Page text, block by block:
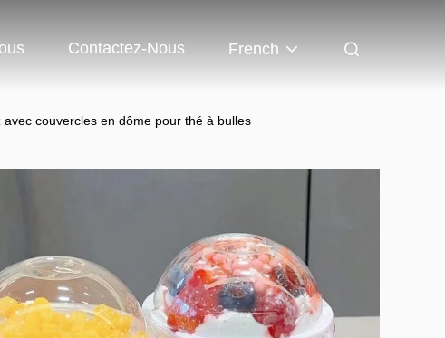
Contactez-Nous French
couvercles en dôme pour thé à bulles